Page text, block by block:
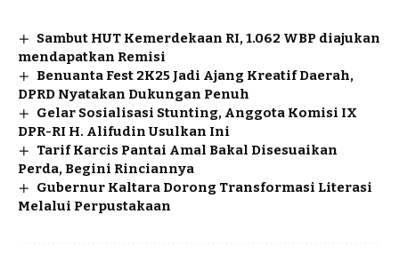
Sambut HUT Kemerdekaan RI, 1.062 WBP diajukan
mendapatkan Remisi
Benuanta Fest 2K25 Jadi Ajang Kreatif Daerah,
DPRD Nyatakan Dukungan Penuh
Gelar Sosialisasi Stunting, Anggota Komisi IX
DPR-RI H. Alifudin Usulkan Ini
Tarif Karcis Pantai Amal Bakal Disesuaikan
Perda, Begini Rinciannya
Gubernur Kaltara Dorong Transformasi Literasi
Melalui Perpustakaan